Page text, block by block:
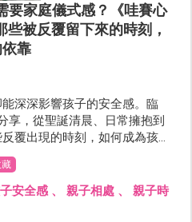
要家庭儀式感？《哇賽心
被反覆留下來的時刻，
靠
深深影響孩子的安全感。臨
享，從聖誕清晨、日常擁抱到
覆出現的時刻，如何成為孩
安全感、 親子相處、 親子時